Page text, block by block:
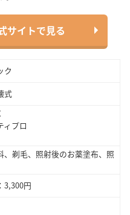
サイトで見る
ク
式
ィプロ
、剃毛、照射後のお薬塗布、照
3,300円